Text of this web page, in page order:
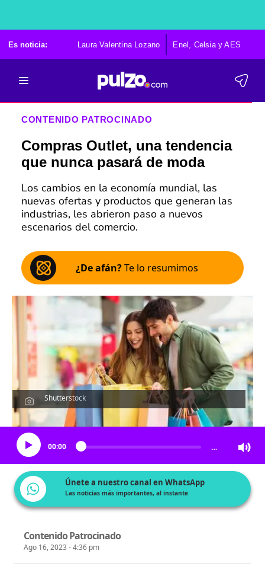
Es noticia: Laura Valentina Lozano Enel, Celsia y AES
CONTENIDO PATROCINADO
Compras Outlet, una tendencia
que nunca pasará de moda
Los cambios en la economía mundial, las
nuevas ofertas y productos que generan las
industrias, les abrieron paso a nuevos
escenarios del comercio.
¿De afán?Te lo resumimos
Shutterstock
Escucha el artículo
00:00 …
Únete a nuestro canal en WhatsApp
Las noticias más importantes, al instante
Contenido Patrocinado
Ago 16, 2023 - 4:36 pm